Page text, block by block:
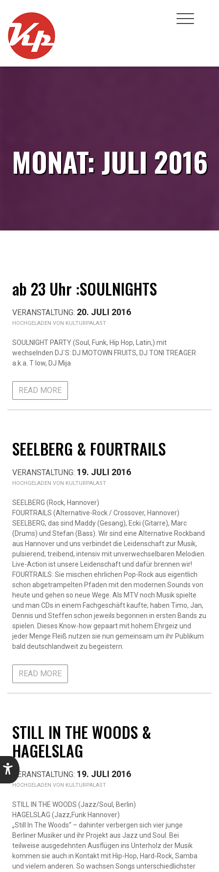
content
MONAT:JULI 2016
ab 23 Uhr :SOULNIGHTS
20. JULI 2016
KULTURPALAST
SOULNIGHT PARTY (Soul, Funk, Hip Hop, Latin,) mit
wechselnden DJ`S: DJ MOTOWN FRUITS, DJ TONI TREAGER
a.k.a. T low, DJ Mija
READ MORE
SEELBERG & FOURTRAILS
19. JULI 2016
KULTURPALAST
SEELBERG (Rock, Hannover)
FOURTRAILS (Alternative-Rock / Crossover, Hannover)
SEELBERG, das sind Maddy (Gesang), Ecki (Gitarre), Marc
(Drums) und Stefan (Bass). Wir sind eine Alternative Rockband
aus Hannover und uns verbindet die Leidenschaft zur Musik,
pulsierend, treibend, intensiv mit unverwechselbaren Melodien.
Live-Action ist unsere Leidenschaft und dafür brennen wir!
FOURTRAILS: Sie mischen ehrlichen Pop-Rock aus eigentlich
schon abgetrampelten Pfaden mit den modernen Sounds von
heute und gehen so neue Wege. Als MTV noch Musik spielte
und man CDs in einem Fachgeschäft kaufte; haben Timo, Jan,
Dennis und Steffen schon jeweils begonnen in ersten Bands zu
spielen. Dieses Know-how gepaart mit hohem Ehrgeiz und
jeder Menge Fleiß nutzen sie nun gemeinsam um ihr Publikum
bald deutschlandweit zu begeistern.
READ MORE
STILL IN THE WOODS &
HAGELSLAG
19. JULI 2016
KULTURPALAST
STILL IN THE WOODS (Jazz/Soul, Berlin)
HAGELSLAG (Jazz,Funk Hannover)
„Still In The Woods“ – dahinter verbergen sich vier junge
Berliner Musiker und ihr Projekt aus Jazz und Soul. Bei
teilweise ausgedehnten Ausflügen ins Unterholz der Musik
kommen sie auch in Kontakt mit Hip-Hop, Hard-Rock, Samba
und vielem anderen. So wachsen Songs unterschiedlichster